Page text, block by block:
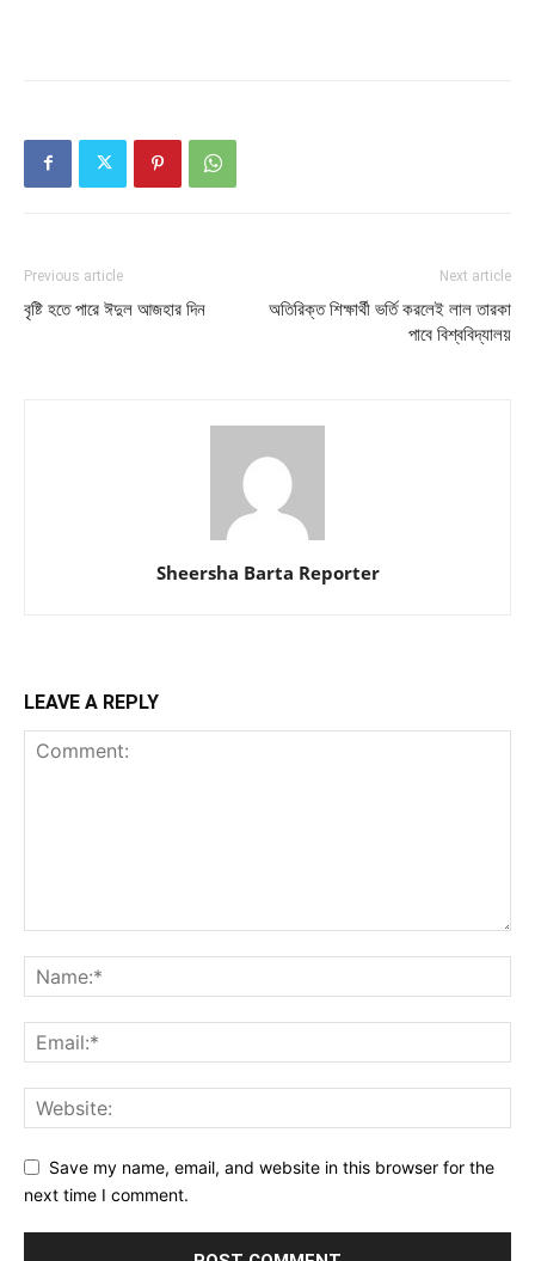
Previous article
বৃষ্টি হতে পারে ঈদুল আজহার দিন
Next article
অতিরিক্ত শিক্ষার্থী ভর্তি করলেই লাল তারকা
পাবে বিশ্ববিদ্যালয়
Sheersha Barta Reporter
LEAVE A REPLY
Save my name, email, and website in this browser for the
next time I comment.